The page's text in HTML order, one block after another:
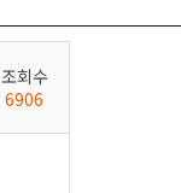
조회수
6906